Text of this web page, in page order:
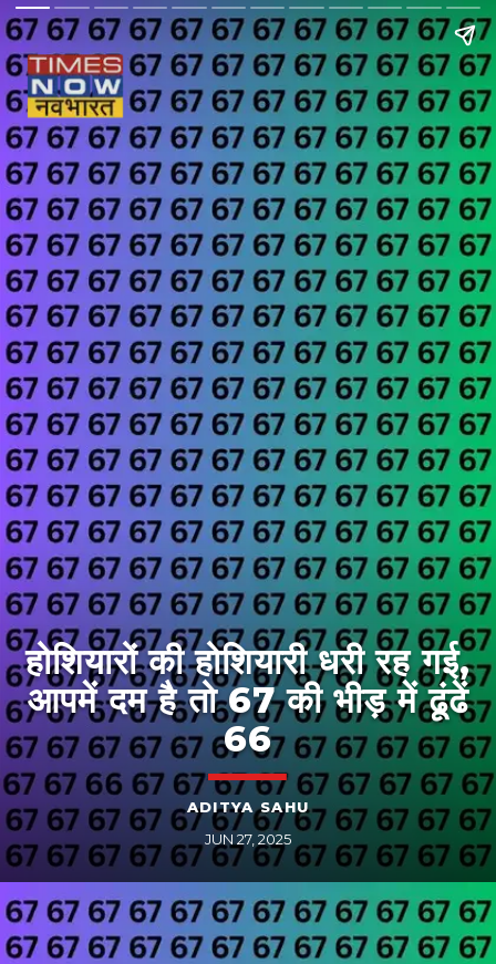
होशियारों की होशियारी धरी रह गई,
आपमें दम है तो 67 की भीड़ में ढूंढें
66
ADITYA SAHU
JUN 27, 2025